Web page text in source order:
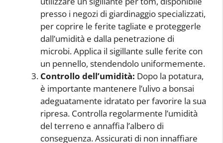
presso i negozi di giardinaggio specializzati,
per coprire le ferite tagliate e proteggerle
dall’umidità e dalla penetrazione di
microbi. Applica il sigillante sulle ferite con
un pennello, stendendolo uniformemente.
Controllo dell’umidità: Dopo la potatura,
è importante mantenere l’ulivo a bonsai
adeguatamente idratato per favorire la sua
ripresa. Controlla regolarmente l’umidità
del terreno e annaffia l’albero di
conseguenza. Assicurati di non innaffiare